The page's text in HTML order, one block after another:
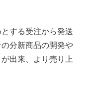
する受注から発送
分新商品の開発や
出来、より売り上